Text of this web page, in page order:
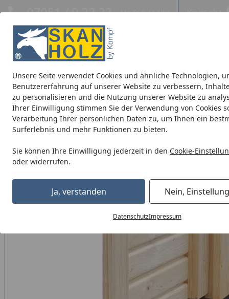
Unsere Seite verwendet Cookies und ähnliche Technologien,
Benutzererfahrung auf unserer Website zu verbessern,
zu personalisieren und die Nutzung unserer Website zu
Ihrer Einwilligung stimmen Sie der Verwendung von Cookies
Verarbeitung Ihrer persönlichen Daten zu, um Ihnen ein
Surferlebnis und mehr Funktionen zu bieten.
Sie können Ihre Einwilligung jederzeit in den Cookie-
oder widerrufen.
Ja, verstanden Nein,
DatenschutzImpressum
Eigene Montage-Teams
07051 / 9 22 22 Mo-Fr. 8-16 Uhr Kontakt
Blockbohlenhäuser CrossCube Pavillons
Startseite
Blockbohlenhäuser Zubehör für Blockbohlenhäuser